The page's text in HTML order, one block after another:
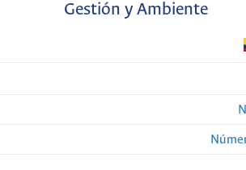
Gestión y Ambiente